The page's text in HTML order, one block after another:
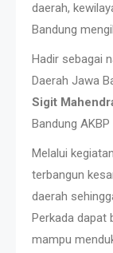
daerah,
Bandung
Hadir sebagai
Daerah Jawa
Sigit
Bandung AKBP
Melalui
terbangun
daerah
Perkada dapat
mampu